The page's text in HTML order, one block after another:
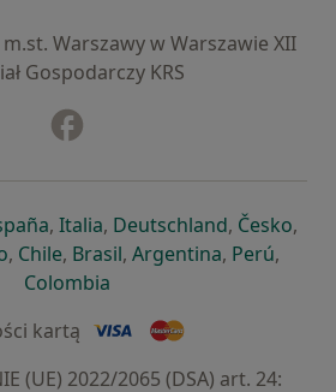
Warszawy w Warszawie XII
Gospodarczy KRS
nowej karcie
się w nowej karcie
otwiera się w nowej karcie
, Italiaotwiera się w nowej
, Deutschlandotwiera się
, Česko,
się w nowej karcie
otwiera się w nowej karcie
, Chileotwiera się w nowej karcie
, Brasilotwiera się w nowej
, Argentinaotwiera się
, Perú,
Colombia
kartą
(UE) 2022/2065 (DSA) art. 24: